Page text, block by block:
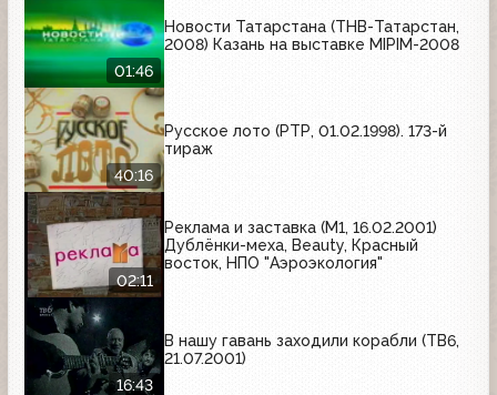
01:46
Новости Татарстана (ТНВ-Татарстан,
2008) Казань на выставке MIPIM-2008
40:16
Русское лото (РТР, 01.02.1998). 173-й
тираж
02:11
Реклама и заставка (М1, 16.02.2001)
Дублёнки-меха, Beauty, Красный
восток, НПО "Аэроэкология"
16:43
В нашу гавань заходили корабли (ТВ6,
21.07.2001)